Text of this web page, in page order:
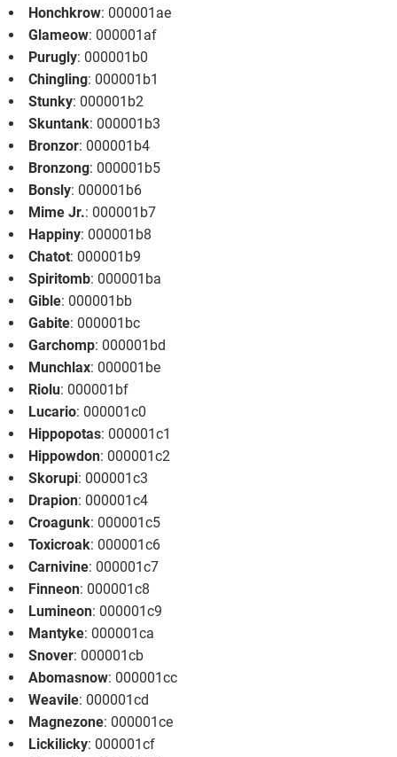
Honchkrow: 000001ae
Glameow: 000001af
Purugly: 000001b0
Chingling: 000001b1
Stunky: 000001b2
Skuntank: 000001b3
Bronzor: 000001b4
Bronzong: 000001b5
Bonsly: 000001b6
Mime Jr.: 000001b7
Happiny: 000001b8
Chatot: 000001b9
Spiritomb: 000001ba
Gible: 000001bb
Gabite: 000001bc
Garchomp: 000001bd
Munchlax: 000001be
Riolu: 000001bf
Lucario: 000001c0
Hippopotas: 000001c1
Hippowdon: 000001c2
Skorupi: 000001c3
Drapion: 000001c4
Croagunk: 000001c5
Toxicroak: 000001c6
Carnivine: 000001c7
Finneon: 000001c8
Lumineon: 000001c9
Mantyke: 000001ca
Snover: 000001cb
Abomasnow: 000001cc
Weavile: 000001cd
Magnezone: 000001ce
Lickilicky: 000001cf